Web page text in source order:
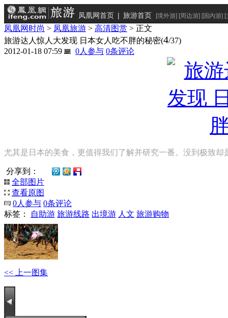
凤凰网首页 | 旅游首页 [境外游] [周边游] [国内游] [
凤凰网时尚 > 凤凰旅游 > 高清图赏 > 正文
旅游达人惊人大发现 日本女人吃不胖的秘密(4/37)
2012-01-18 07:59
0人参与 0条评论
尤其是日本的美食，更值得我们了解并研究一番。没到极致
分享到：
全部图片
查看原图
0人参与 0条评论
标签：
自助游 旅游线路 出境游 人文 旅游购物
<< 上一图集